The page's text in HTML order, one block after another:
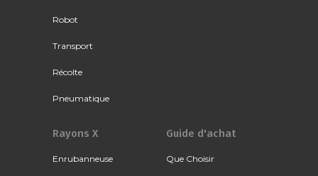
Robot
Transport
Récolte
Pneumatique
Rayons X
Enrubanneuse
Guide d'achat
Que Choisir